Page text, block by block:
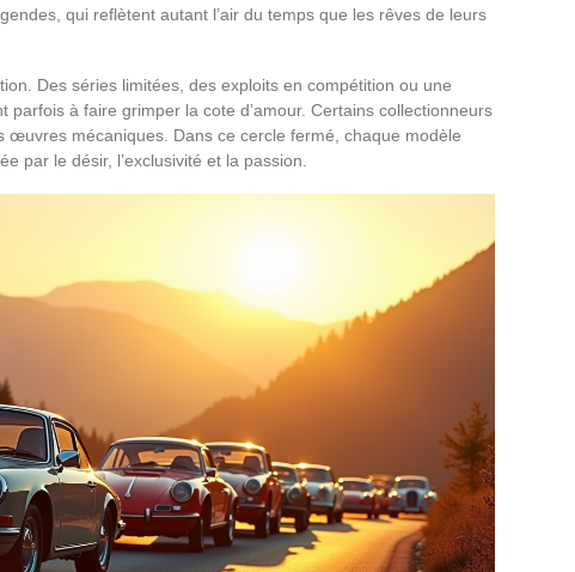
qui reflètent autant l’air du temps que les rêves de leurs
Des séries limitées, des exploits en compétition ou une
parfois à faire grimper la cote d’amour. Certains collectionneurs
œuvres mécaniques. Dans ce cercle fermé, chaque modèle
par le désir, l’exclusivité et la passion.